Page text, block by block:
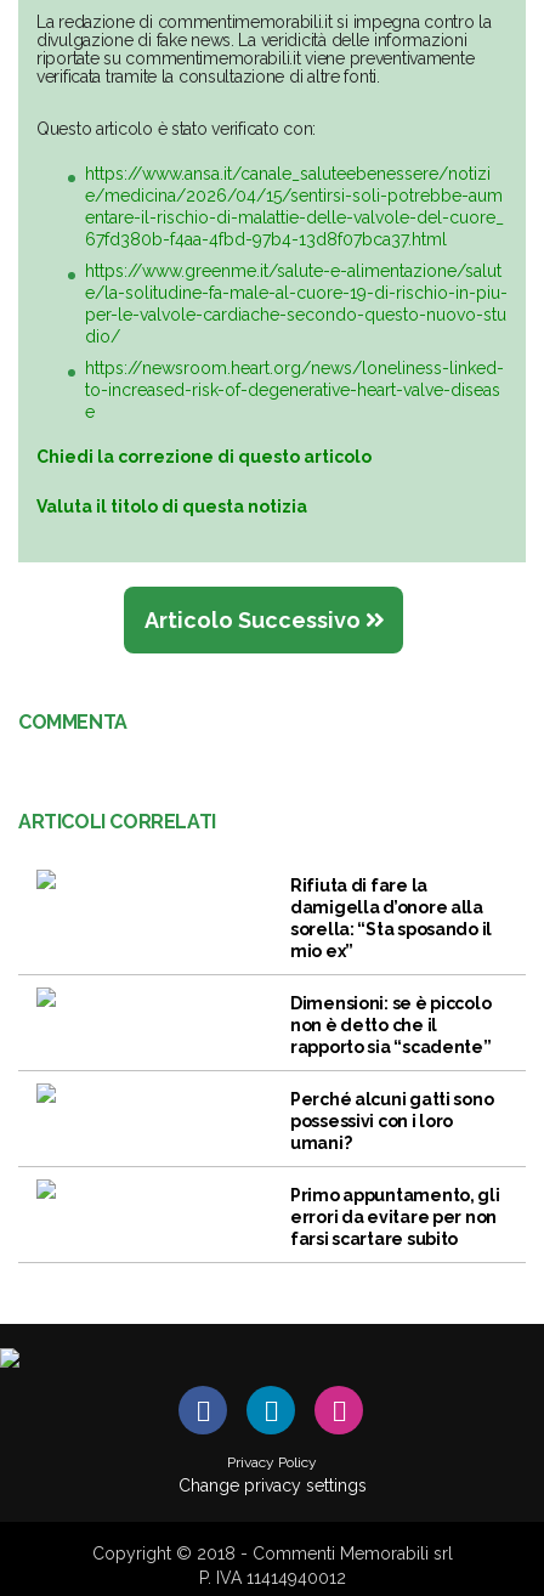
La redazione di commentimemorabili.it si impegna contro la
divulgazione di fake news. La veridicità delle informazioni
riportate su commentimemorabili.it viene preventivamente
verificata tramite la consultazione di altre fonti.
Questo articolo è stato verificato con:
https://www.ansa.it/canale_saluteebenessere/notizi
e/medicina/2026/04/15/sentirsi-soli-potrebbe-aum
entare-il-rischio-di-malattie-delle-valvole-del-cuore_
67fd380b-f4aa-4fbd-97b4-13d8f07bca37.html
https://www.greenme.it/salute-e-alimentazione/salut
e/la-solitudine-fa-male-al-cuore-19-di-rischio-in-piu-
per-le-valvole-cardiache-secondo-questo-nuovo-stu
dio/
https://newsroom.heart.org/news/loneliness-linked-
to-increased-risk-of-degenerative-heart-valve-diseas
e
Chiedi la correzione di questo articolo
Valuta il titolo di questa notizia
Articolo Successivo
COMMENTA
ARTICOLI CORRELATI
Rifiuta di fare la
damigella d’onore alla
sorella: “Sta sposando il
mio ex”
Dimensioni: se è piccolo
non è detto che il
rapporto sia “scadente”
Perché alcuni gatti sono
possessivi con i loro
umani?
Primo appuntamento, gli
errori da evitare per non
farsi scartare subito
Privacy Policy
Change privacy settings
Copyright © 2018 - Commenti Memorabili srl
P. IVA 11414940012